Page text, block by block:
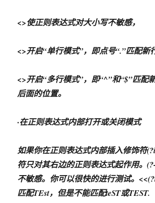
<>使正则表达式对大小写不敏感，
<>开启“单行模式”，即点号“.”匹配新
<>开启“多行模式”，即“^”和“$”匹配
后面的位置。
·在正则表达式内部打开或关闭模式
如果你在正则表达式内部插入修饰符
符只对其右边的正则表达式起作用。
不敏感。你可以很快的进行测试。
匹配TEst，但是不能匹配teST或TEST.